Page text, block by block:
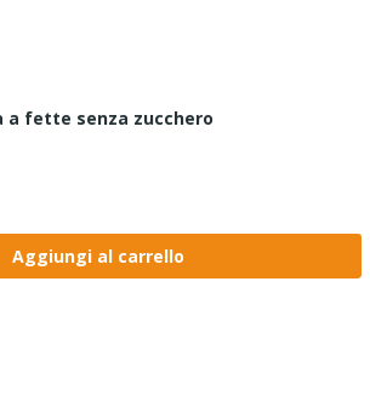
a fette senza zucchero
Aggiungi al carrello